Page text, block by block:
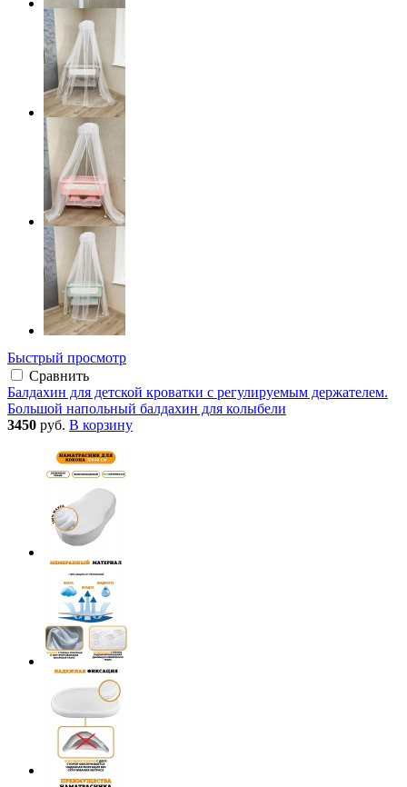
Быстрый просмотр
Сравнить
Балдахин для детской кроватки с регулируемым держателем.
Большой напольный балдахин для колыбели
3450 руб. В корзину